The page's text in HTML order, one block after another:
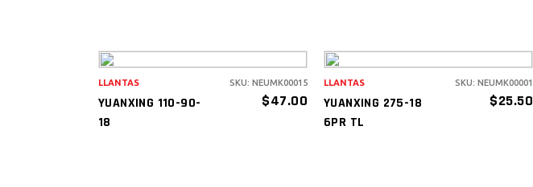
YUANXING 110-90-
18
$47.00
LLANTAS SKU: NEUMK00015
YUANXING 275-18
6PR TL
$25.50
LLANTAS SKU: NEUMK00001